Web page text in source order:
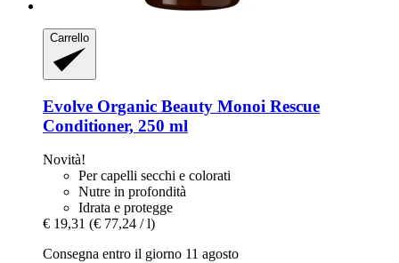
Carrello
Evolve Organic Beauty Monoi Rescue
Conditioner, 250 ml
Novità!
Per capelli secchi e colorati
Nutre in profondità
Idrata e protegge
€ 19,31 (€ 77,24 / l)
Consegna entro il giorno 11 agosto